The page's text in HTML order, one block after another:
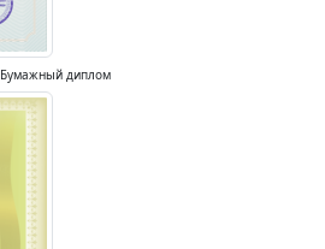
Бумажный диплом